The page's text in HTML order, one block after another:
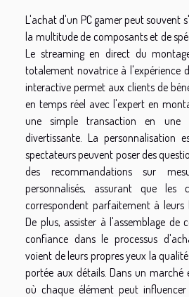
L'achat d'un PC gamer peut souvent
la multitude de composants et de
Le streaming en direct du
totalement novatrice à l'expérience
interactive permet aux clients de
en temps réel avec l'expert en
une simple transaction en une
divertissante. La personnalisation
spectateurs peuvent poser des
des recommandations sur
personnalisés, assurant que les
correspondent parfaitement à leurs
De plus, assister à l'assemblage de
confiance dans le processus
voient de leurs propres yeux la
portée aux détails. Dans un marché
où chaque élément peut